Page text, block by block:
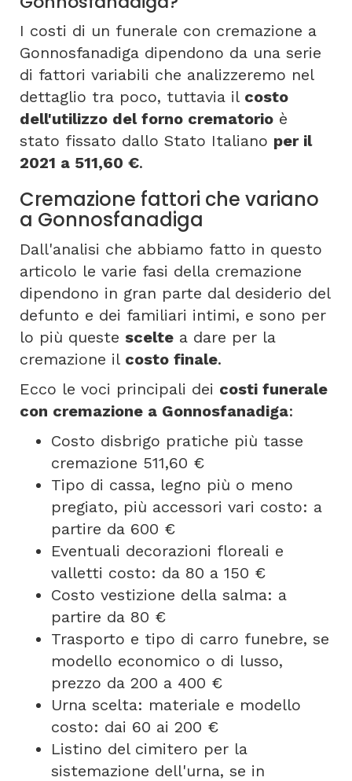
I costi di un funerale con cremazione a
Gonnosfanadiga dipendono da una serie
di fattori variabili che analizzeremo nel
dettaglio tra poco, tuttavia il costo
dell'utilizzo del forno crematorio è
stato fissato dallo Stato Italiano per il
2021 a 511,60 €.
Cremazione fattori che variano
a Gonnosfanadiga
Dall'analisi che abbiamo fatto in questo
articolo le varie fasi della cremazione
dipendono in gran parte dal desiderio del
defunto e dei familiari intimi, e sono per
lo più queste scelte a dare per la
cremazione il costo finale.
Ecco le voci principali dei costi funerale
con cremazione a Gonnosfanadiga:
Costo disbrigo pratiche più tasse
cremazione 511,60 €
Tipo di cassa, legno più o meno
pregiato, più accessori vari costo: a
partire da 600 €
Eventuali decorazioni floreali e
valletti costo: da 80 a 150 €
Costo vestizione della salma: a
partire da 80 €
Trasporto e tipo di carro funebre, se
modello economico o di lusso,
prezzo da 200 a 400 €
Urna scelta: materiale e modello
costo: dai 60 ai 200 €
Listino del cimitero per la
sistemazione dell'urna, se in